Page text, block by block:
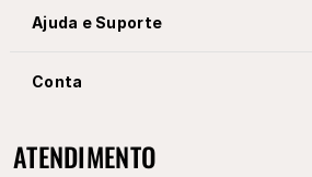
Ajuda e Suporte
Conta
ATENDIMENTO